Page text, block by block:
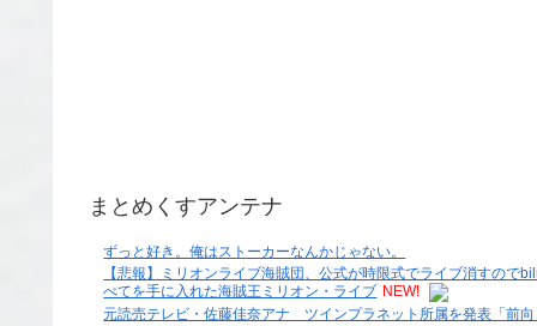
まとめくすアンテナ
ずっと好き。俺はストーカーなんかじゃない。
【悲報】ミリオンライブ海賊団、公式が時限式でライブ消すの
べてを手に入れた海賊王ミリオン・ライブ NEW!
元読売テレビ・佐藤佳奈アナ ツインプラネット所属を発表「前